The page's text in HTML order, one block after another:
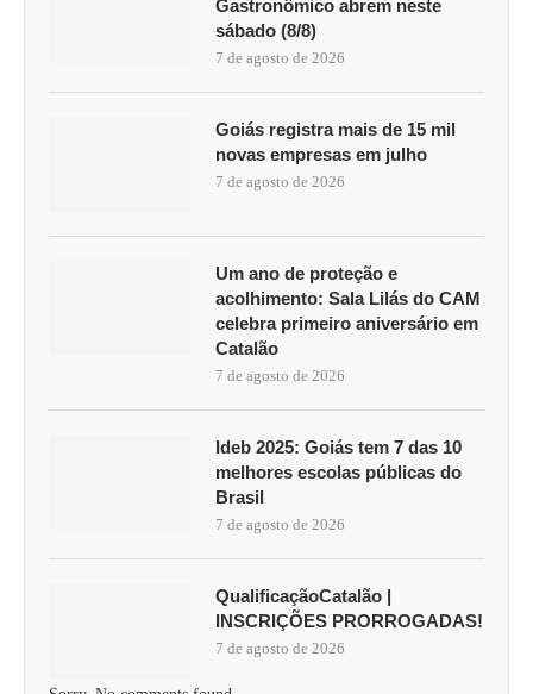
Gastronômico abrem neste
sábado (8/8)
7 de agosto de 2026
Goiás registra mais de 15 mil
novas empresas em julho
7 de agosto de 2026
Um ano de proteção e
acolhimento: Sala Lilás do CAM
celebra primeiro aniversário em
Catalão
7 de agosto de 2026
Ideb 2025: Goiás tem 7 das 10
melhores escolas públicas do
Brasil
7 de agosto de 2026
QualificaçãoCatalão |
INSCRIÇÕES PRORROGADAS!
7 de agosto de 2026